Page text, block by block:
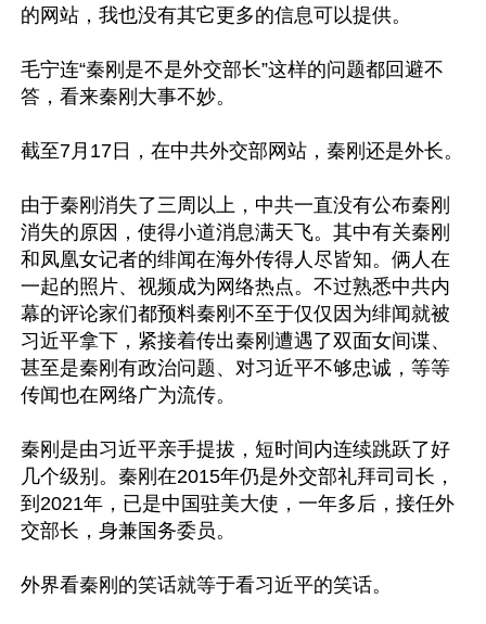
的网站，我也没有其它更多的信息可以提供。
毛宁连“秦刚是不是外交部长”这样的问题都回避不
答，看来秦刚大事不妙。
截至7月17日，在中共外交部网站，秦刚还是外长。
由于秦刚消失了三周以上，中共一直没有公布秦刚
消失的原因，使得小道消息满天飞。其中有关秦刚
和凤凰女记者的绯闻在海外传得人尽皆知。俩人在
一起的照片、视频成为网络热点。不过熟悉中共内
幕的评论家们都预料秦刚不至于仅仅因为绯闻就被
习近平拿下，紧接着传出秦刚遭遇了双面女间谍、
甚至是秦刚有政治问题、对习近平不够忠诚，等等
传闻也在网络广为流传。
秦刚是由习近平亲手提拔，短时间内连续跳跃了好
几个级别。秦刚在2015年仍是外交部礼拜司司长，
到2021年，已是中国驻美大使，一年多后，接任外
交部长，身兼国务委员。
外界看秦刚的笑话就等于看习近平的笑话。